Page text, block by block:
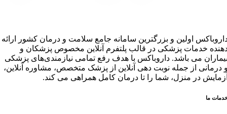
اولین و بزرگترین سامانه جامع سلامت و درمان کشور ارائه
خدمات پزشکی در قالب پلتفرم آنلاین مخصوص پزشکان و
می باشد. داروباکس با هدف رفع تمامی نیازمندی‌های پزشکی
درمانی از جمله نوبت دهی آنلاین از پزشک متخصص، مشاوره آنلاین،
در منزل، شما را تا درمان کامل همراهی می کند.
ما